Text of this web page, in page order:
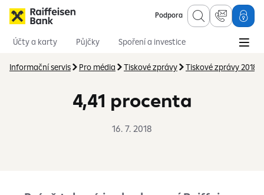
Podpora
Účty a karty Půjčky
Spoření a investice
Informační servis
Pro média Tiskové zprávy Tiskové zprávy 2018
4,41 procenta
16. 7. 2018